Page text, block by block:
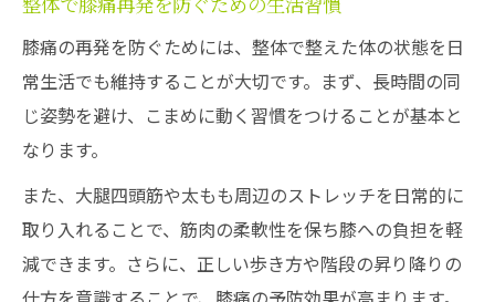
膝痛の再発を防ぐためには、整体で整えた体の状態を日
常生活でも維持することが大切です。まず、長時間の同
じ姿勢を避け、こまめに動く習慣をつけることが基本と
なります。
また、大腿四頭筋や太もも周辺のストレッチを日常的に
取り入れることで、筋肉の柔軟性を保ち膝への負担を軽
減できます。さらに、正しい歩き方や階段の昇り降りの